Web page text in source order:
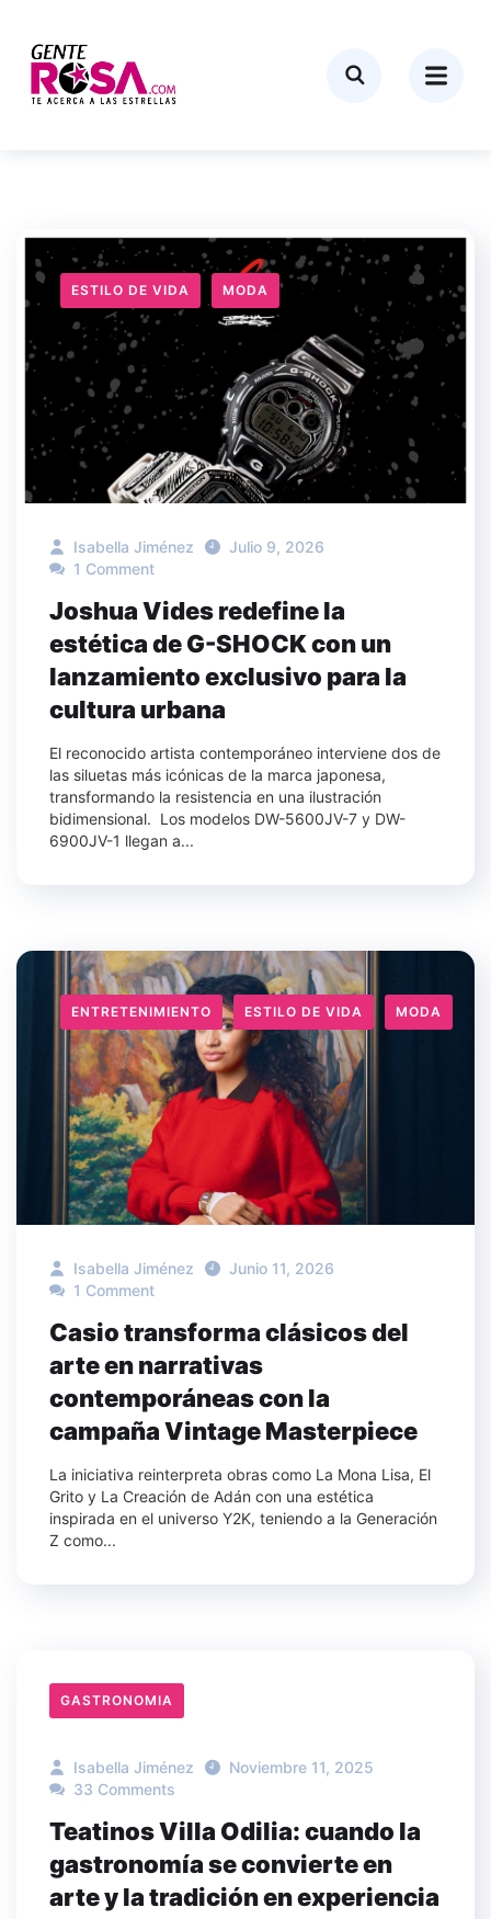
ESTILO DE VIDA MODA
Isabella Jiménez
Julio 9, 2026
1 Comment
Joshua Vides redefine la
estética de G-SHOCK con un
lanzamiento exclusivo para la
cultura urbana
El reconocido artista contemporáneo interviene dos de
las siluetas más icónicas de la marca japonesa,
transformando la resistencia en una ilustración
bidimensional. Los modelos DW-5600JV-7 y DW-
6900JV-1 llegan a...
ENTRETENIMIENTO ESTILO DE VIDA MODA
Isabella Jiménez
Junio 11, 2026
1 Comment
Casio transforma clásicos del
arte en narrativas
contemporáneas con la
campaña Vintage Masterpiece
La iniciativa reinterpreta obras como La Mona Lisa, El
Grito y La Creación de Adán con una estética
inspirada en el universo Y2K, teniendo a la Generación
Z como...
GASTRONOMIA
Isabella Jiménez
Noviembre 11, 2025
33 Comments
Teatinos Villa Odilia: cuando la
gastronomía se convierte en
arte y la tradición en experiencia